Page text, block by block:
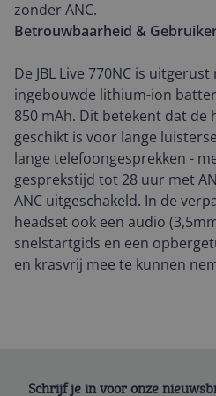
zonder ANC.
Betrouwbaarheid &
De JBL Live 770NC is
ingebouwde lithium-ion
850 mAh. Dit betekent dat de
geschikt is voor lange
lange telefoongesprekken -
gesprekstijd tot 28 uur met
ANC uitgeschakeld. In de
headset ook een audio
snelstartgids en een
en krasvrij mee te kunnen
Schrijf je in voor onze